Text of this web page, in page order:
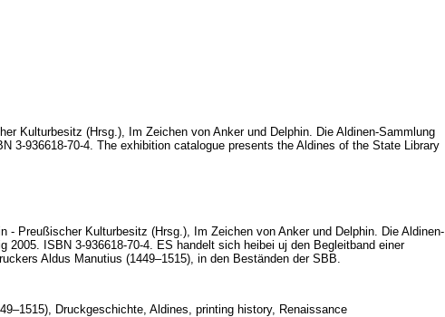
Kulturbesitz (Hrsg.), Im Zeichen von Anker und Delphin. Die Aldinen-Sammlung
3-936618-70-4. The exhibition catalogue presents the Aldines of the State Library
- Preußischer Kulturbesitz (Hrsg.), Im Zeichen von Anker und Delphin. Die Aldinen-
2005. ISBN 3-936618-70-4. ES handelt sich heibei uj den Begleitband einer
Aldus Manutius (1449–1515), in den Beständen der SBB.
Druckgeschichte, Aldines, printing history, Renaissance